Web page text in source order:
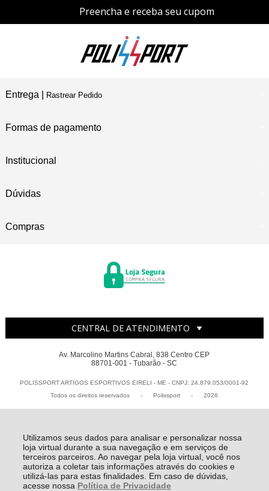
Utilizamos seus dados para analisar e personalizar nossa
loja virtual durante a sua navegação e em serviços de
terceiros parceiros. Ao navegar pela loja virtual, você nos
autoriza a coletar tais informações através do cookies e
utilizá-las para estas finalidades. Em caso de dúvidas,
acesse nossa Política de Privacidade
Preencha e receba seu cupom
Entrega | Rastrear Pedido
Formas de pagamento
Institucional
Dúvidas
Compras
CENTRAL DE ATENDIMENTO
Av. Marcolino Martins Cabral, 838 Centro CEP
88701-001 - Tubarão - SC
POLISSPORT ARTIGOS ESPORTIVOS EIRELI - ME - CNPJ: 24.879.053/0001-92
Todos os direitos reservados
- Polissport - 2026